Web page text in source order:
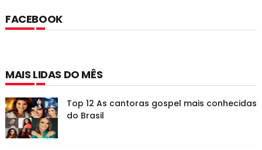
FACEBOOK
MAIS LIDAS DO MÊS
Top 12 As cantoras gospel mais conhecidas
do Brasil